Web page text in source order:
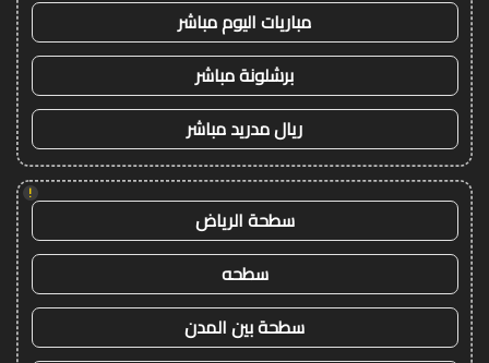
مباريات اليوم مباشر
برشلونة مباشر
ريال مدريد مباشر
!
سطحة الرياض
سطحه
سطحة بين المدن